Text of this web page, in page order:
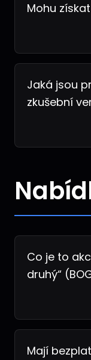
Mohu
Jaká jsou
zkušební
Co je to
druhý“
Mají